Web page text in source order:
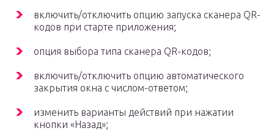
включить/отключить опцию запуска сканера QR-
кодов при старте приложения;
опция выбора типа сканера QR-кодов;
включить/отключить опцию автоматического
закрытия окна с числом-ответом;
изменить варианты действий при нажатии
кнопки «Назад»;